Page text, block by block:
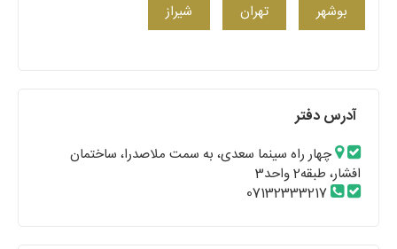
بوشهر تهران شیراز
آدرس دفتر
چهار راه سینما سعدی، به سمت ملاصدرا، ساختمان
افشار، طبقه2 واحد3
07132333217